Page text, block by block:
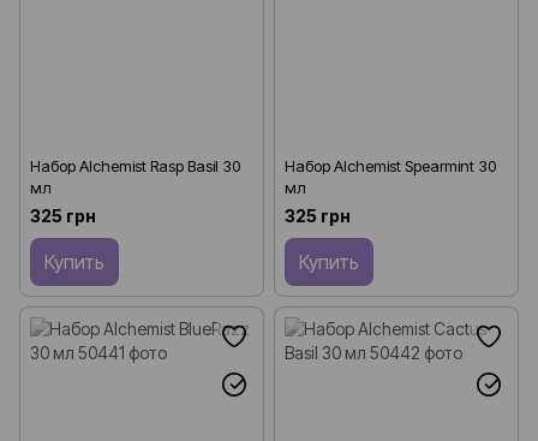
Набор Alchemist Rasp Basil 30
мл
325 грн
Купить
Набор Alchemist Spearmint 30
мл
325 грн
Купить